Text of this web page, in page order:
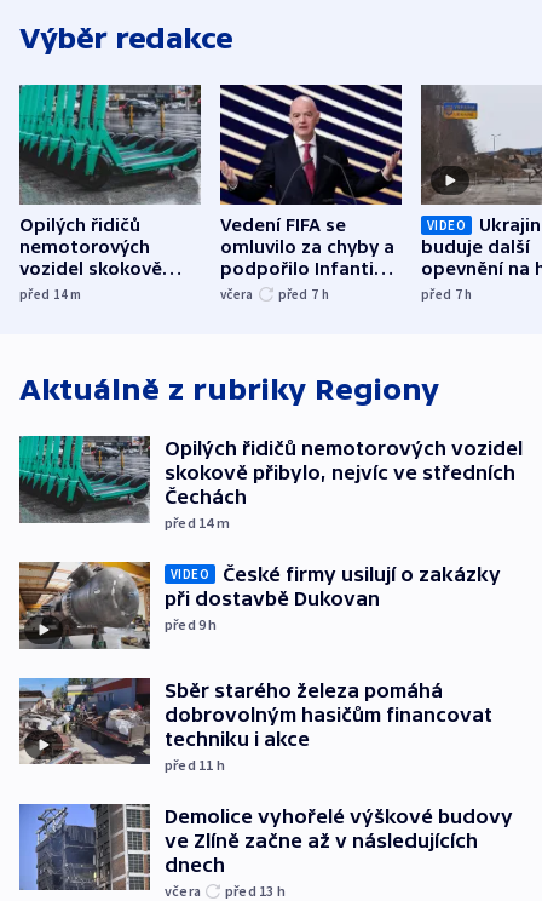
Výběr redakce
Opilých řidičů
nemotorových
vozidel skokově
přibylo, nejvíc ve
před 14m
Vedení FIFA se
omluvilo za chyby a
podpořilo Infantina.
UEFA trvá na
včera před 7 h
VIDEO
buduje další
opevnění na
s Běloruskem
před 7h
Aktuálně z rubriky Regiony
Opilých řidičů nemotorových vozidel
skokově přibylo, nejvíc ve středních
Čechách
před 14m
VIDEO
České firmy usilují o zakázky
při dostavbě Dukovan
před 9h
Sběr starého železa pomáhá
dobrovolným hasičům financovat
techniku i akce
před 11 h
Demolice vyhořelé výškové budovy
ve Zlíně začne až v následujících
dnech
včera před 13 h